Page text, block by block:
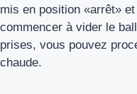
mis en position «arrêt»
commencer à vider le
prises, vous pouvez
chaude.